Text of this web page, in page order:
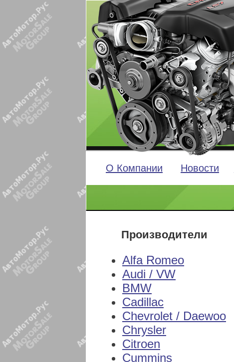
О Компании Новости
Производители
Alfa Romeo
Audi / VW
BMW
Cadillac
Chevrolet / Daewoo
Chrysler
Citroen
Cummins